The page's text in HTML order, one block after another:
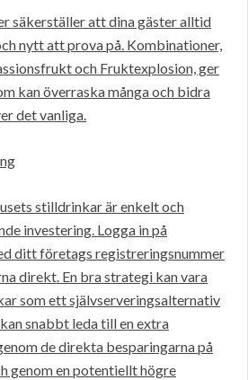
säkerställer att dina gäster alltid
nytt att prova på. Kombinationer,
och Fruktexplosion, ger
kan överraska många och bidra
det vanliga.
stilldrinkar är enkelt och
investering. Logga in på
ditt företags registreringsnummer
direkt. En bra strategi kan vara
som ett självserveringsalternativ
snabbt leda till en extra
de direkta besparingarna på
genom en potentiellt högre